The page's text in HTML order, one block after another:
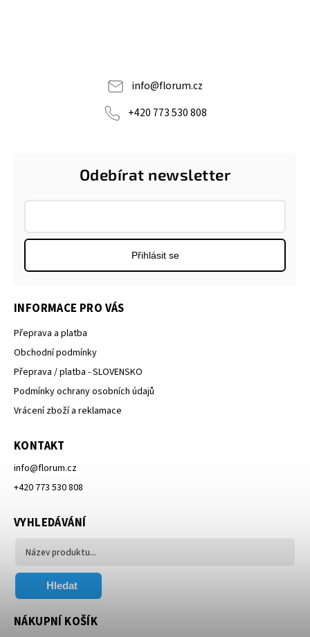
info@florum.cz
+420 773 530 808
Odebírat newsletter
Přihlásit se
INFORMACE PRO VÁS
Přeprava a platba
Obchodní podmínky
Přeprava / platba - SLOVENSKO
Podmínky ochrany osobních údajů
Vrácení zboží a reklamace
KONTAKT
info@florum.cz
+420 773 530 808
VYHLEDÁVÁNÍ
Hledat
NÁKUPNÍ KOŠÍK